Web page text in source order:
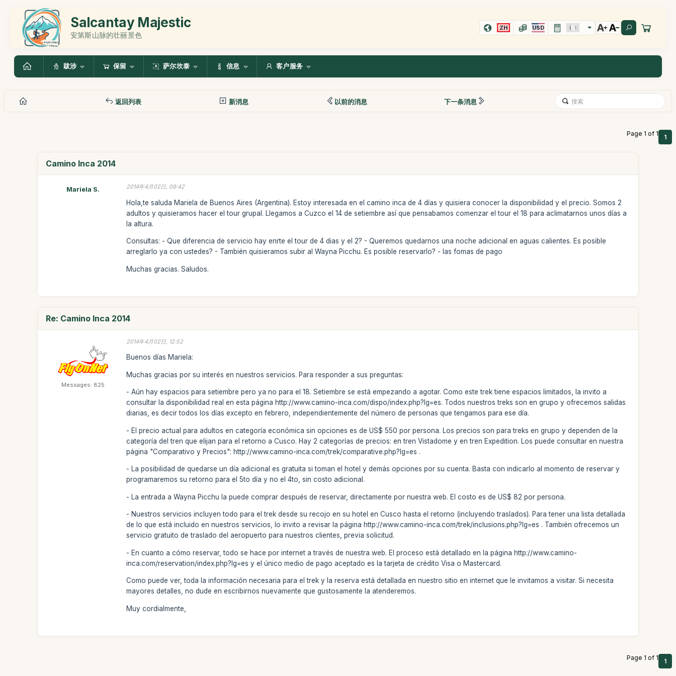
Salcantay Majestic
安第斯山脉的壮丽景色
ZH USD
跋涉 保留 萨尔坎泰 信息 客户服务
返回列表 新消息 以前的消息 下一条消息
Page 1 of 1 1
Camino Inca 2014
Mariela S. 2014年4月02日, 09:42
Hola,te saluda Mariela de Buenos Aires (Argentina). Estoy interesada en el camino inca de 4 días y quisiera conocer la disponibilidad y el precio. Somos 2
adultos y quisieramos hacer el tour grupal. Llegamos a Cuzco el 14 de setiembre así que pensabamos comenzar el tour el 18 para aclimatarnos unos días a
la altura.
Consultas: - Que diferencia de servicio hay enrte el tour de 4 dias y el 2? - Queremos quedarnos una noche adicional en aguas calientes. Es posible
arreglarlo ya con ustedes? - También quisieramos subir al Wayna Picchu. Es posible reservarlo? - las fomas de pago
Muchas gracias. Saludos.
Re: Camino Inca 2014
Messages: 825
2014年4月02日, 12:52
Buenos días Mariela:
Muchas gracias por su interés en nuestros servicios. Para responder a sus preguntas:
- Aún hay espacios para setiembre pero ya no para el 18. Setiembre se está empezando a agotar. Como este trek tiene espacios limitados, la invito a
consultar la disponibilidad real en esta página http://www.camino-inca.com/dispo/index.php?lg=es. Todos nuestros treks son en grupo y ofrecemos salidas
diarias, es decir todos los días excepto en febrero, independientemente del número de personas que tengamos para ese día.
- El precio actual para adultos en categoría económica sin opciones es de US$ 550 por persona. Los precios son para treks en grupo y dependen de la
categoría del tren que elijan para el retorno a Cusco. Hay 2 categorías de precios: en tren Vistadome y en tren Expedition. Los puede consultar en nuestra
página "Comparativo y Precios": http://www.camino-inca.com/trek/comparative.php?lg=es .
- La posibilidad de quedarse un día adicional es gratuita si toman el hotel y demás opciones por su cuenta. Basta con indicarlo al momento de reservar y
programaremos su retorno para el 5to día y no el 4to, sin costo adicional.
- La entrada a Wayna Picchu la puede comprar después de reservar, directamente por nuestra web. El costo es de US$ 82 por persona.
- Nuestros servicios incluyen todo para el trek desde su recojo en su hotel en Cusco hasta el retorno (incluyendo traslados). Para tener una lista detallada
de lo que está incluido en nuestros servicios, lo invito a revisar la página http://www.camino-inca.com/trek/inclusions.php?lg=es . También ofrecemos un
servicio gratuito de traslado del aeropuerto para nuestros clientes, previa solicitud.
- En cuanto a cómo reservar, todo se hace por internet a través de nuestra web. El proceso está detallado en la página http://www.camino-
inca.com/reservation/index.php?lg=es y el único medio de pago aceptado es la tarjeta de crédito Visa o Mastercard.
Como puede ver, toda la información necesaria para el trek y la reserva está detallada en nuestro sitio en internet que le invitamos a visitar. Si necesita
mayores detalles, no dude en escribirnos nuevamente que gustosamente la atenderemos.
Muy cordialmente,
Page 1 of 1 1